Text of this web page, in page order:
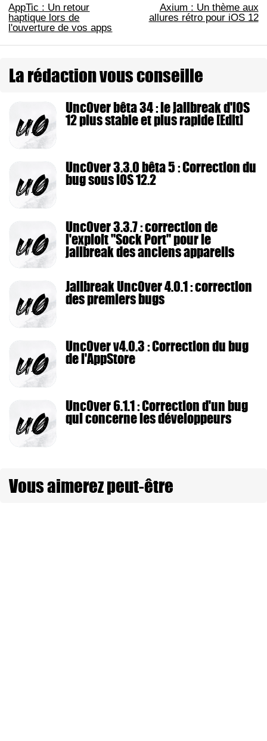
AppTic : Un retour
haptique lors de
l'ouverture de vos apps
Axium : Un thème aux
allures rétro pour iOS 12
La rédaction vous conseille
Unc0ver bêta 34 : le jailbreak d'iOS
12 plus stable et plus rapide [Edit]
Unc0ver 3.3.0 bêta 5 : Correction du
bug sous iOS 12.2
Unc0ver 3.3.7 : correction de
l'exploit "Sock Port" pour le
jailbreak des anciens appareils
Jailbreak Unc0ver 4.0.1 : correction
des premiers bugs
Unc0ver v4.0.3 : Correction du bug
de l'AppStore
Unc0ver 6.1.1 : Correction d'un bug
qui concerne les développeurs
Vous aimerez peut-être